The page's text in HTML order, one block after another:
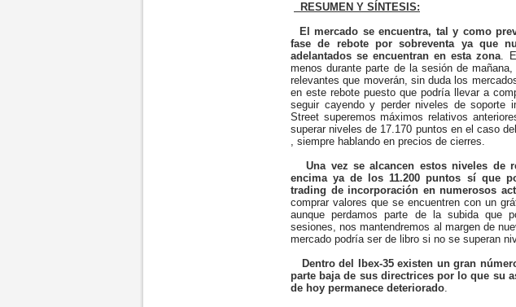
RESUMEN Y SÍNTESIS:
El mercado se encuentra, tal y como
fase de rebote por sobreventa ya que
adelantados se encuentran en esta zona.
menos durante parte de la sesión de
relevantes que moverán, sin duda los
en este rebote puesto que podría llevar a
seguir cayendo y perder niveles de soporte
Street superemos máximos relativos
superar niveles de 17.170 puntos en el caso
, siempre hablando en precios de cierres.
Una vez se alcancen estos niveles de
encima ya de los 11.200 puntos sí que
trading de incorporación en numerosos
comprar valores que se encuentren con un
aunque perdamos parte de la subida que
sesiones, nos mantendremos al margen de
mercado podría ser de libro si no se superan
Dentro del Ibex-35 existen un gran
parte baja de sus directrices por lo que su
de hoy permanece deteriorado.